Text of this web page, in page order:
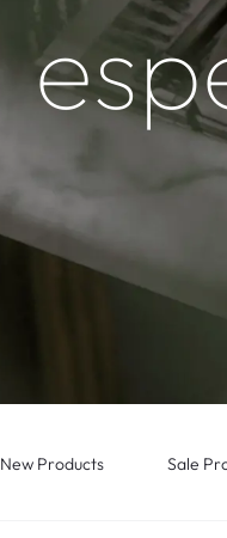
New Products Sale